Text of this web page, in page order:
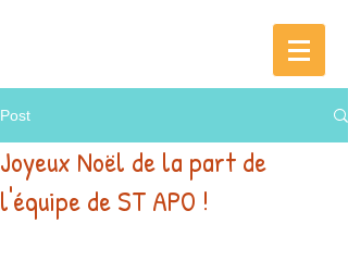
Post
Joyeux Noël de la part de
l'équipe de ST APO !